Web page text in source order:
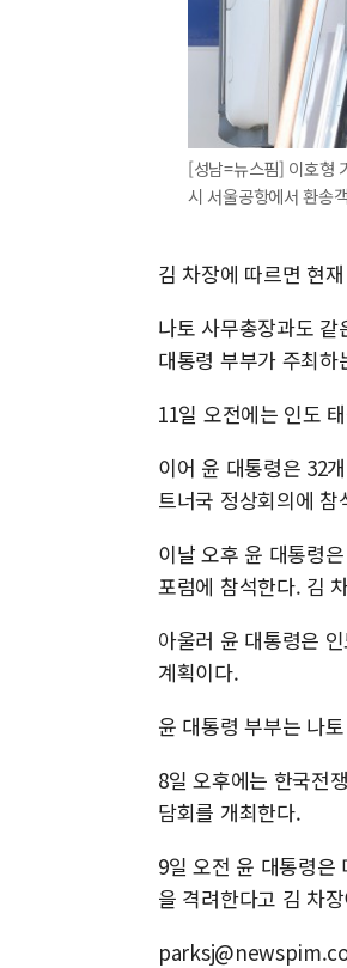
[성남=뉴스핌] 이호형
시 서울공항에서 환
김 차장에 따르면 현
나토 사무총장과도
대통령 부부가 주최
11일 오전에는 인도
이어 윤 대통령은 32
트너국 정상회의에 참
이날 오후 윤 대통령
포럼에 참석한다. 김
아울러 윤 대통령은
계획이다.
윤 대통령 부부는 나
8일 오후에는 한국전
담회를 개최한다.
9일 오전 윤 대통령은
을 격려한다고 김 차